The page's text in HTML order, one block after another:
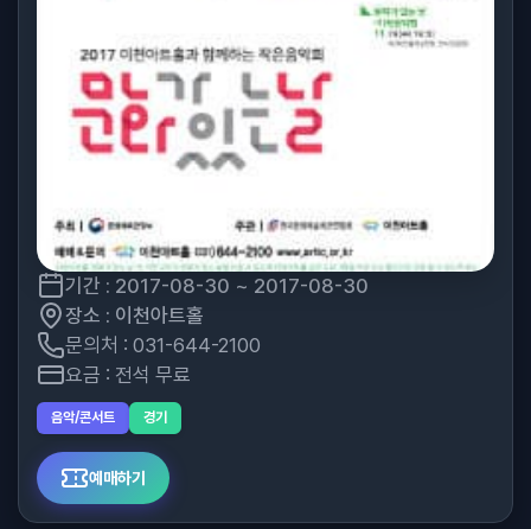
기간 : 2017-08-30 ~ 2017-08-30
장소 : 이천아트홀
문의처 : 031-644-2100
요금 : 전석 무료
음악/콘서트 경기
예매하기